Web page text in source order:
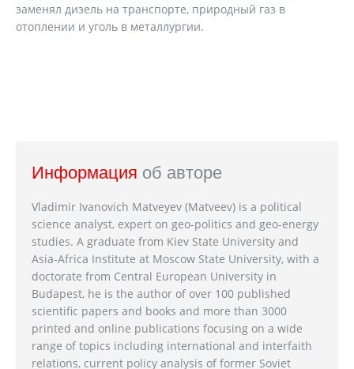
заменял дизель на транспорте, природный газ в
отоплении и уголь в металлургии.
Информация об авторе
Vladimir Ivanovich Matveyev (Matveev) is a political
science analyst, expert on geo-politics and geo-energy
studies. A graduate from Kiev State University and
Asia-Africa Institute at Moscow State University, with a
doctorate from Central European University in
Budapest, he is the author of over 100 published
scientific papers and books and more than 3000
printed and online publications focusing on a wide
range of topics including international and interfaith
relations, current policy analysis of former Soviet